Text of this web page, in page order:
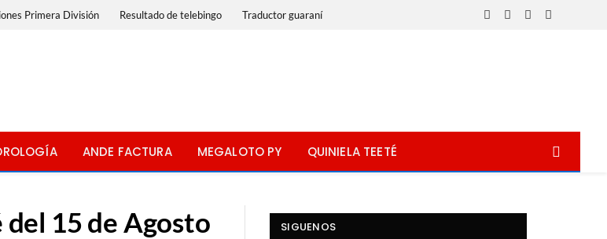
Primera División Resultado de telebingo Traductor guaraní
Facebook
X
InstagramWhatsApp
ANDE FACTURA MEGALOTO PY QUINIELA TEETÉ
15 de Agosto
SIGUENOS